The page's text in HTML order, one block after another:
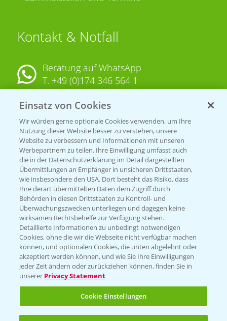
Kontakt & Notfall
Beratung auf WhatsApp
T. +49 (0)174 346 564 1
KONTAKT
Hilfe in Notfällen
T.+49 (0)214/30-20220
Folgen Sie uns
Einsatz von Cookies
Wir würden gerne optionale Cookies verwenden, um Ihre
Nutzung dieser Website besser zu verstehen, unsere
Website zu verbessern und Informationen mit unseren
Werbepartnern zu teilen. Ihre Einwilligung umfasst auch
die in der Datenschutzerklärung im Detail dargestellten
Übermittlungen an Empfänger in unsicheren Drittstaaten,
wie insbesondere den USA. Dort besteht das Risiko, dass
Ihre derart übermittelten Daten dem Zugriff durch
Behörden in diesen Drittstaaten zu Kontroll- und
Überwachungszwecken unterliegen und dagegen keine
wirksamen Rechtsbehelfe zur Verfügung stehen.
Detaillierte Informationen zu unbedingt notwendigen
Cookies, ohne die wir die Webseite nicht verfügbar machen
können, und optionalen Cookies, die unten abgelehnt oder
akzeptiert werden können, und wie Sie Ihre Einwilligungen
jeder Zeit ändern oder zurückziehen können, finden Sie in
unserer Privacy Statement
Cookie Einstellungen